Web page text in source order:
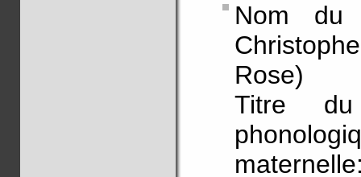
Nom du
Rose)
Titre du